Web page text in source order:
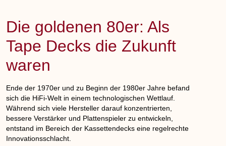
Die goldenen 80er: Als
Tape Decks die Zukunft
waren
Ende der 1970er und zu Beginn der 1980er Jahre befand
sich die HiFi-Welt in einem technologischen Wettlauf.
Während sich viele Hersteller darauf konzentrierten,
bessere Verstärker und Plattenspieler zu entwickeln,
entstand im Bereich der Kassettendecks eine regelrechte
Innovationsschlacht.